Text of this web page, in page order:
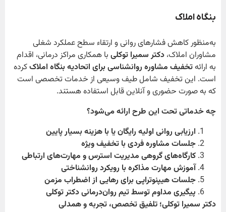
بنگاه املاک
به‌منظور کاهش فشارهای روانی و ارتقاء سطح عملکرد شغلی
مشاوران املاک،دکتر سمیرا توکلیبا همکاری مراکز درمانی، اقدام
به ارائهتخفیف مشاوره روانشناسی برای اتحادیه بنگاه املاککرده
است. این تخفیف شامل طیف وسیعی از خدمات تخصصی است
که به صورت حضوری و آنلاین قابل استفاده هستند.
چه خدماتی تحت این طرح ارائه می‌شود؟
ارزیابی روانی اولیه رایگان یا با هزینه بسیار پایین
جلسات مشاوره فردی با تخفیف ویژه
کارگاه‌های گروهی مدیریت استرس و مهارت‌های ارتباطی
آموزش مهارت مذاکره با رویکرد روانشناختی
جلسات هیپنوتراپی برای رهایی از اضطراب مزمن
پیگیری مداوم توسط تیم روان‌درمانی دکتر توکلی
دکتر سمیرا توکلی؛ تلفیق تخصص، تجربه و همدلی